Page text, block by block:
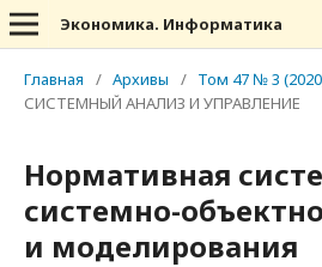
Экономика. Информатика
Главная / Архивы / Том 47 № 3
СИСТЕМНЫЙ АНАЛИЗ И УПРАВЛЕНИЕ
Нормативная
системно-
и моделирования